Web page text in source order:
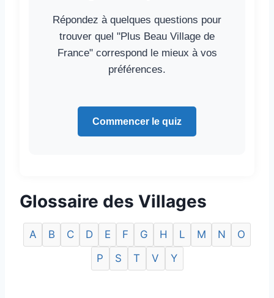
Répondez à quelques questions pour
trouver quel "Plus Beau Village de
France" correspond le mieux à vos
préférences.
Commencer le quiz
Glossaire des Villages
A B C D E F G H L M N
O
P
S T V Y